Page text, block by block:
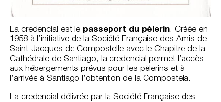
La credencial est le passeport du pèlerin. Créée en
1958 à l’initiative de la Société Française des Amis de
Saint-Jacques de Compostelle avec le Chapitre de la
Cathédrale de Santiago, la credencial permet l’accès
aux hébergements prévus pour les pèlerins et à
l’arrivée à Santiago l’obtention de la Compostela.
La credencial délivrée par la Société Française des